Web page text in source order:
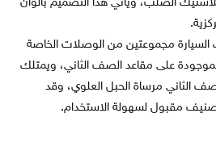
الصلب، ويأتي هذا التصميم بألوان
السيارة مجموعتين من الوصلات الخاصة
على مقاعد الصف الثاني، ويمتلك
الثاني مرساة الحبل العلوي، وقد
مقبول لسهولة الاستخدام.